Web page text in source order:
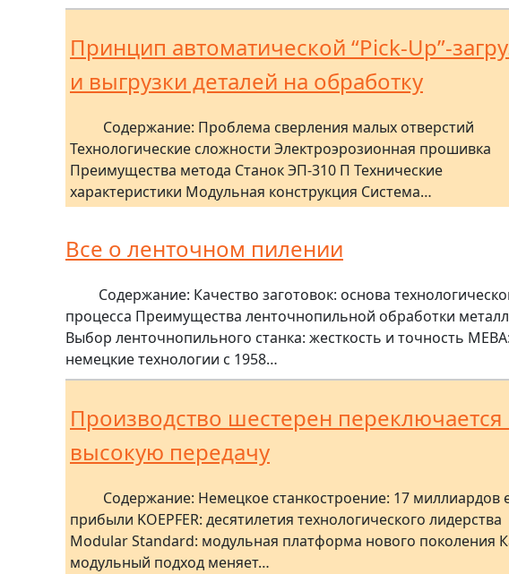
Принцип автоматической “Pick-Up”-
и выгрузки деталей на обработку
Содержание: Проблема сверления малых отверстий
Технологические сложности Электроэрозионная прошивка
Преимущества метода Станок ЭП-310 П Технические
характеристики Модульная конструкция Система…
Все о ленточном пилении
Содержание: Качество заготовок: основа
процесса Преимущества ленточнопильной обработки
Выбор ленточнопильного станка: жесткость и точность
немецкие технологии с 1958…
Производство шестерен переключается
высокую передачу
Содержание: Немецкое станкостроение: 17 миллиардов
прибыли KOEPFER: десятилетия технологического лидерства
Modular Standard: модульная платформа нового поколения
модульный подход меняет…